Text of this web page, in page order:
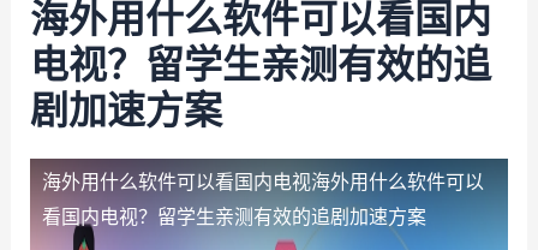
海外用什么软件可以看国内
电视？留学生亲测有效的追
剧加速方案
海外用什么软件可以看国内电视海外用什么软件可以
看国内电视？留学生亲测有效的追剧加速方案